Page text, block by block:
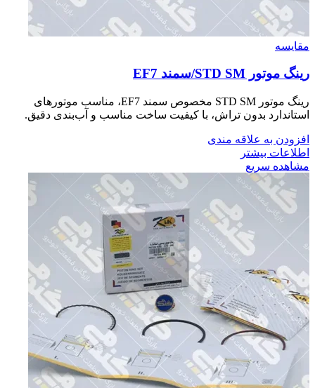
مقایسه
رينگ موتور STD SM/سمند EF7
رینگ موتور STD SM مخصوص سمند EF7، مناسب موتورهای
استاندارد بدون تراش، با کیفیت ساخت مناسب و آب‌بندی دقیق.
افزودن به علاقه مندی
اطلاعات بیشتر
مشاهده سریع